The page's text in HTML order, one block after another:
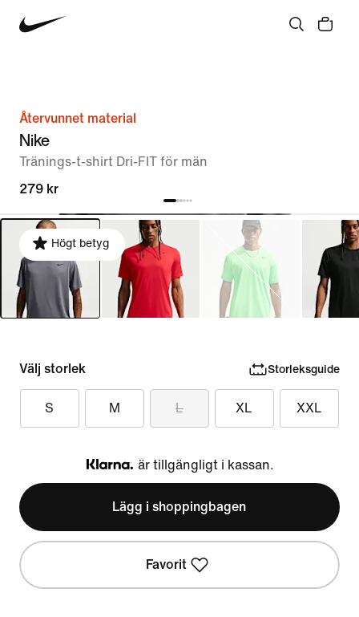
Återvunnet material
Nike
Tränings-t-shirt Dri-FIT för män
279 kr
Högt betyg
Välj storlek Storleksguide
S M L XL XXL
Klarna
är tillgängligt i kassan.
Lägg i shoppingbagen
Favorit